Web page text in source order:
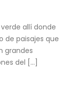
allí donde
de paisajes que
grandes
del […]